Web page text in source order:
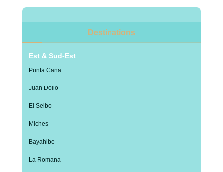
Destinations
Est & Sud-Est
Punta Cana
Juan Dolio
El Seibo
Miches
Bayahibe
La Romana